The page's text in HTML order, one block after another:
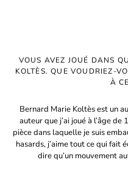
VOUS AVEZ JOUÉ DANS
KOLTÈS. QUE VOUDRIEZ-
À
Bernard Marie Koltès est un
auteur que j’ai joué à l’âge
pièce dans laquelle je suis
hasards, j’aime tout ce qui fait
dire qu’un mouvement